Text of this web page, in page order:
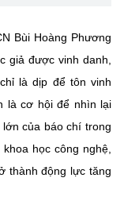
Bùi Hoàng Phương
giả được vinh danh,
là dịp để tôn vinh
là cơ hội để nhìn lại
của báo chí trong
học công nghệ,
thành động lực tăng